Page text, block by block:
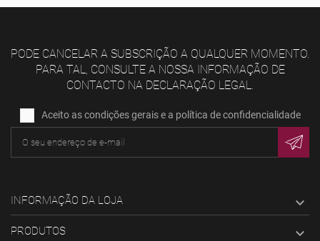
PODE CANCELAR A SUBSCRIÇÃO A QUALQUER MOMENTO.
PARA TAL, CONSULTE A NOSSA INFORMAÇÃO DE
CONTACTO NA DECLARAÇÃO LEGAL.
Aceito as condições gerais e a política de confidencialidade
INFORMAÇÃO DA LOJA 
PRODUTOS 